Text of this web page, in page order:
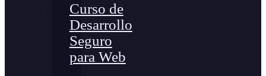
Curso de
Desarrollo
Seguro
para Web